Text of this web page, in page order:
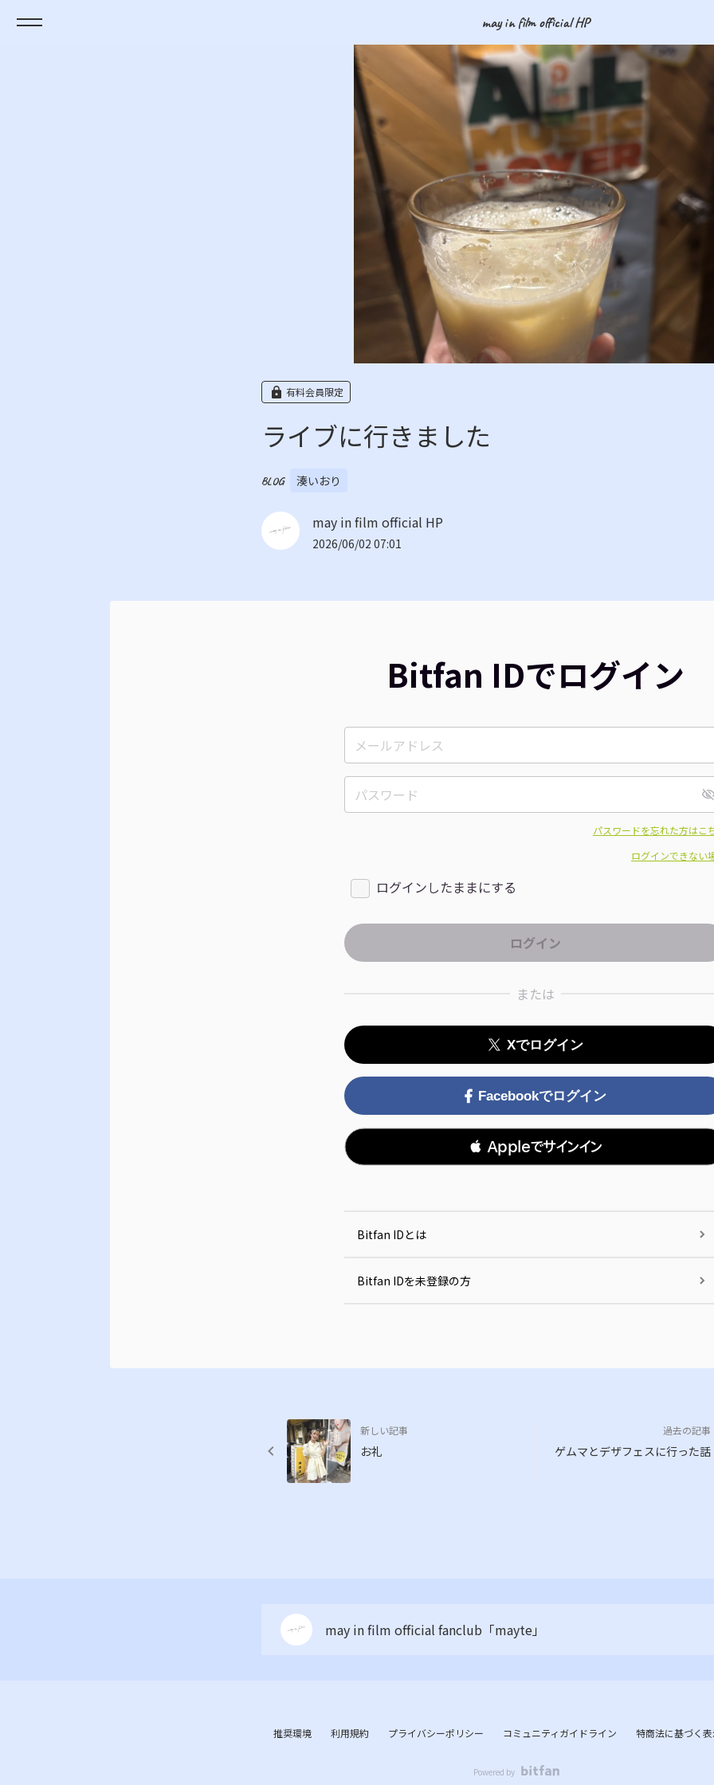
may in film official HP
有料会員限定
ライブに行きました
BLOG 湊いおり
may in film official HP
2026/06/02 07:01
Bitfan IDでログイン
パスワードを忘れた方はこ
ログインできない
ログインしたままにする
または
Xでログイン
Facebookでログイン
 Appleでサインイン
Bitfan IDとは
Bitfan IDを未登録の方
新しい記事
お礼
過去の記事
ゲムマとデザフェスに行った話
may in film official fanclub「mayte」
推奨環境 利用規約 プライバシーポリシー コミュニティガイドライン 特商法に基づく
Powered by